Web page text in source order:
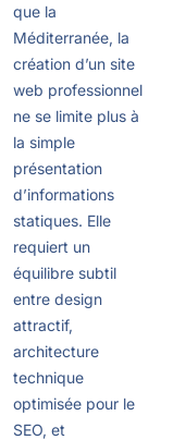
que la
Méditerranée, la
création d’un site
web professionnel
ne se limite plus à
la simple
présentation
d’informations
statiques. Elle
requiert un
équilibre subtil
entre design
attractif,
architecture
technique
optimisée pour le
SEO, et